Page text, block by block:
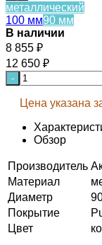
металлический
100 мм90 мм
В наличии
8 855 ₽
12 650 ₽
-
Цена указана
Обзор
Производитель
Материал
Диаметр
Покрытие
Цвет